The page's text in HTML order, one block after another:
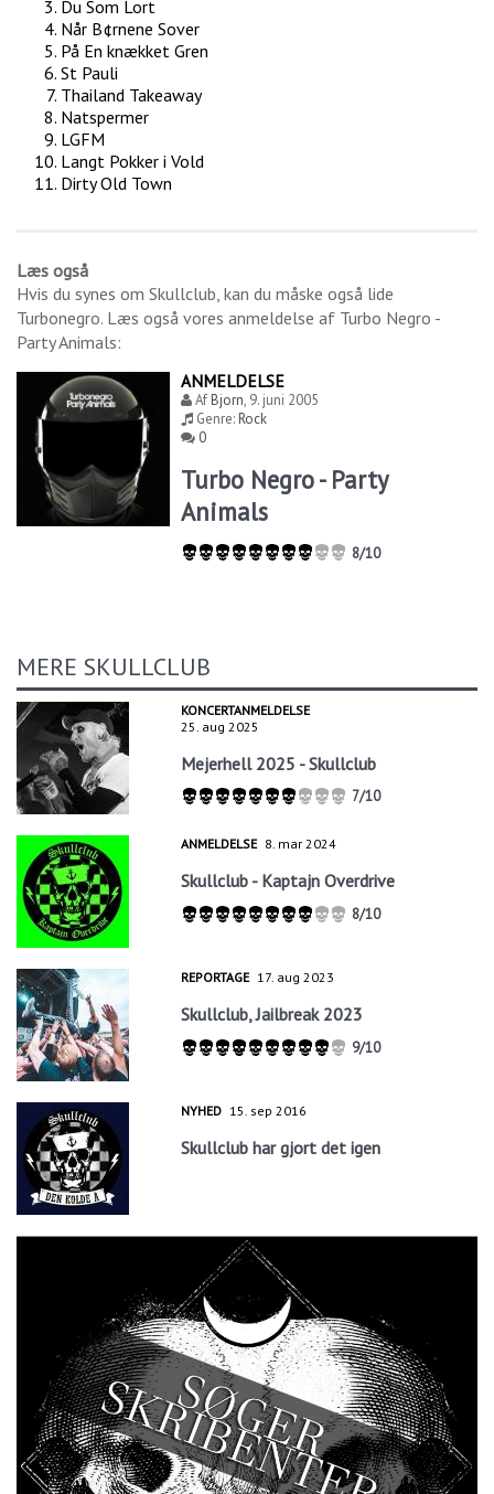
Du Som Lort
Når B¢rnene Sover
På En knækket Gren
St Pauli
Thailand Takeaway
Natspermer
LGFM
Langt Pokker i Vold
Dirty Old Town
Læs også
Hvis du synes om Skullclub, kan du måske også lide
Turbonegro. Læs også vores anmeldelse af Turbo Negro -
Party Animals:
ANMELDELSE
AfBjorn, 9. juni 2005
Genre:Rock
0
Turbo Negro - Party
Animals
8/10
MERE SKULLCLUB
KONCERTANMELDELSE
25. aug 2025
Mejerhell 2025 - Skullclub
7/10
ANMELDELSE 8. mar 2024
Skullclub - Kaptajn Overdrive
8/10
REPORTAGE 17. aug 2023
Skullclub, Jailbreak 2023
9/10
NYHED 15. sep 2016
Skullclub har gjort det igen